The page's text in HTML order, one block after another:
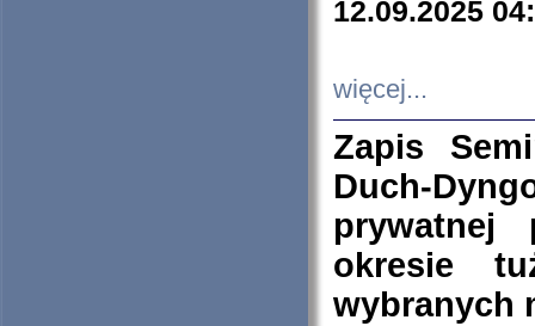
12.09.2025
więcej...
Zapis
Duch-
prywatnej
okresie
wybranych